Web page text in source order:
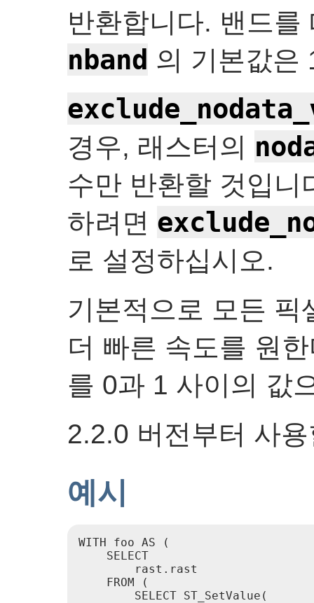
반환합니다. 밴드
nband 의 기본값은
경우, 래스터의
수만 반환할 것입니
하려면
로 설정하십시오.
기본적으로 모든 픽
더 빠른 속도를 원
를 0과 1 사이의 값
2.2.0 버전부터 사
예시
WITH foo AS (
    SELECT
        rast.rast
    FROM (
        SELECT ST_SetValue(